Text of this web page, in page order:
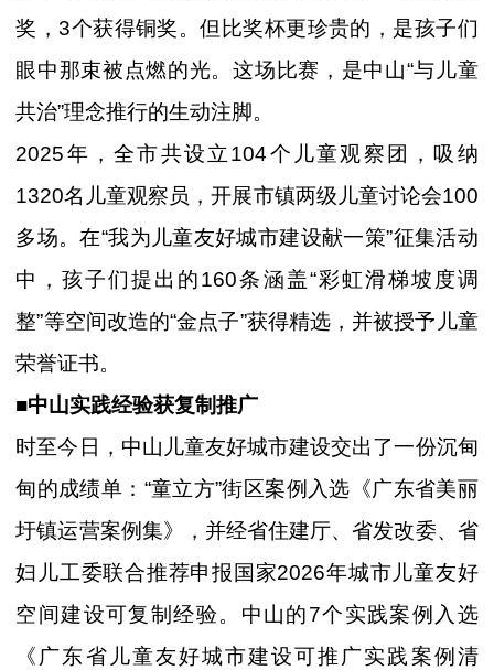
奖，3个获得铜奖。但比奖杯更珍贵的，是孩子们
眼中那束被点燃的光。这场比赛，是中山“与儿童
共治”理念推行的生动注脚。
2025年，全市共设立104个儿童观察团，吸纳
1320名儿童观察员，开展市镇两级儿童讨论会100
多场。在“我为儿童友好城市建设献一策”征集活动
中，孩子们提出的160条涵盖“彩虹滑梯坡度调
整”等空间改造的“金点子”获得精选，并被授予儿童
荣誉证书。
■中山实践经验获复制推广
时至今日，中山儿童友好城市建设交出了一份沉甸
甸的成绩单：“童立方”街区案例入选《广东省美丽
圩镇运营案例集》，并经省住建厅、省发改委、省
妇儿工委联合推荐申报国家2026年城市儿童友好
空间建设可复制经验。中山的7个实践案例入选
《广东省儿童友好城市建设可推广实践案例清